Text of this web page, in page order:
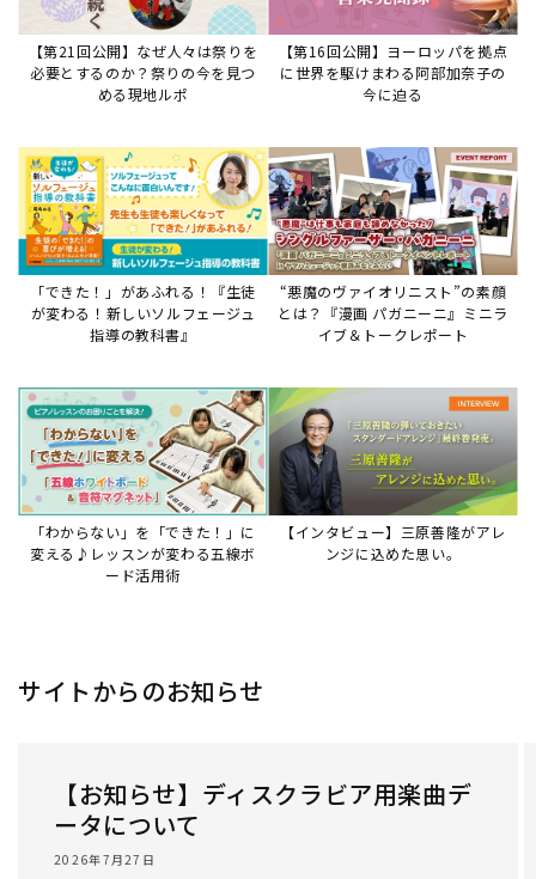
【第21回公開】なぜ人々は祭りを
必要とするのか？祭りの今を見つ
める現地ルポ
【第16回公開】ヨーロッパを拠点
に世界を駆けまわる阿部加奈子の
今に迫る
「できた！」があふれる！『生徒
が変わる！新しいソルフェージュ
指導の教科書』
“悪魔のヴァイオリニスト”の素顔
とは？『漫画 パガニーニ』ミニラ
イブ＆トークレポート
「わからない」を「できた！」に
変える♪レッスンが変わる五線ボ
ード活用術
【インタビュー】三原善隆がアレ
ンジに込めた思い。
サイトからのお知らせ
【お知らせ】ディスクラビア用楽曲デ
ータについて
2026年7月27日